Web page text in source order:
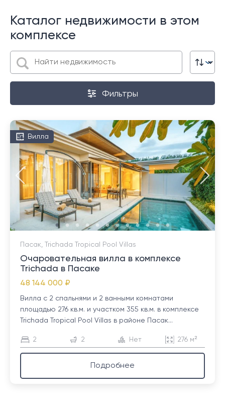
Каталог недвижимости в этом
комплексе
Фильтры
Вилла
Пасак, Trichada Tropical Pool Villas
Очаровательная вилла в комплексе
Trichada в Пасаке
48 144 000 ₽
Вилла с 2 спальнями и 2 ванными комнатами
площадью 276 кв.м. и участком 355 кв.м. в комплексе
Trichada Tropical Pool Villas в районе Пасак...
2 2 Нет 276 м²
Подробнее